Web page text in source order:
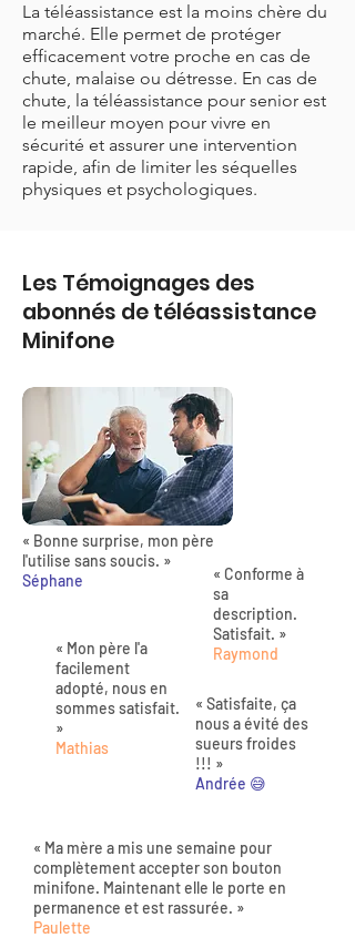
La téléassistance est la moins chère du
marché. Elle permet de protéger
efficacement votre proche en cas de
chute, malaise ou détresse. En cas de
chute, la téléassistance pour senior est
le meilleur moyen pour vivre en
sécurité et assurer une intervention
rapide, afin de limiter les séquelles
physiques et psychologiques.
Les Témoignages des
abonnés de téléassistance
Minifone
« Bonne surprise, mon père
l'utilise sans soucis. »
Séphane
« Mon père l'a
facilement
adopté, nous en
sommes satisfait.
»
Mathias
« Conforme à
sa
description.
Satisfait. »
Raymond
« Satisfaite, ça
nous a évité des
sueurs froides
!!! »
Andrée 😅
« Ma mère a mis une semaine pour
complètement accepter son bouton
minifone. Maintenant elle le porte en
permanence et est rassurée. »
Paulette